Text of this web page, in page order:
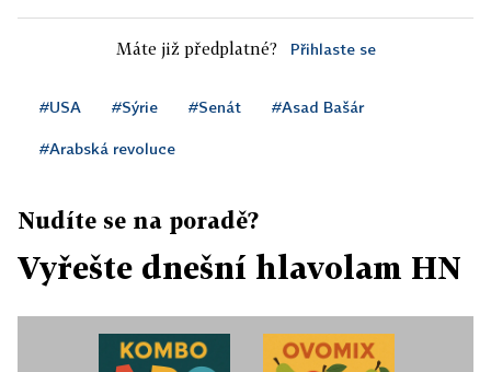
Máte již předplatné? Přihlaste se
#USA #Sýrie #Senát #Asad Bašár
#Arabská revoluce
Nudíte se na poradě?
Vyřešte dnešní hlavolam HN